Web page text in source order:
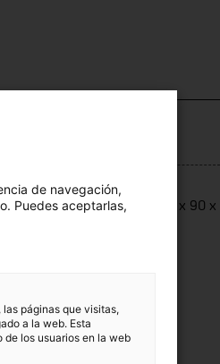
XX
Dimensions: 84,5 x 90 x
de navegación,
Puedes aceptarlas,
páginas que visitas,
a la web. Esta
los usuarios en la web